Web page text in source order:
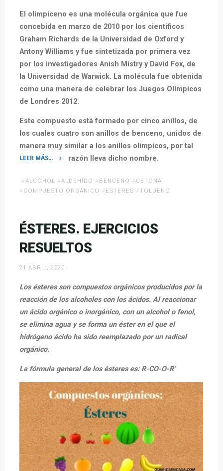
El olimpiceno es una molécula orgánica que fue
concebida en marzo de 2010 por los científicos
Graham Richards de la Universidad de Oxford y
Antony Williams y fue sintetizada por primera vez
por los investigadores Anish Mistry y David Fox, de
la Universidad de Warwick. La molécula fue obtenida
como una manera de celebrar los Juegos Olímpicos
de Londres 2012.
Este compuesto está formado por cinco anillos, de
los cuales cuatro son anillos de benceno, unidos de
manera muy similar a los anillos olímpicos, por tal
razón lleva dicho nombre.
LEER MÁS…
Compuesto
Olímpico:
# ALCOHOL # ALDEHÍDO # BENCENO # CETONA
# COMPUESTO ORGÁNICO # ESTERES #TOLUENO
ÉSTERES. EJERCICIOS
RESUELTOS
21 ABRIL, 2020
Los ésteres son compuestos orgánicos producidos por la
reacción de los alcoholes con los ácidos. Al reaccionar
un ácido orgánico o inorgánico, con un alcohol o fenol,
se elimina agua y se forma un éster en el que el
hidrógeno ácido ha sido reemplazado por un radical
orgánico.
La fórmula general de los ésteres es: R-CO-O-R’